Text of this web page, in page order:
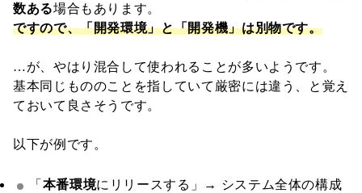
数ある場合もあります。
ですので、「開発環境」と「開発機」は別物です。
…が、やはり混合して使われることが多いようです。
基本同じもののことを指していて厳密には違う、と覚え
ておいて良さそうです。
以下が例です。
「 本番環境にリリースする」→ システム全体の構成